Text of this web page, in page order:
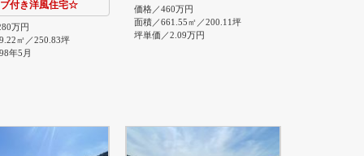
付き洋風住宅☆
万円
㎡／250.83坪
年5月
価格／460万円
面積／661.55㎡／200.11坪
坪単価／2.09万円